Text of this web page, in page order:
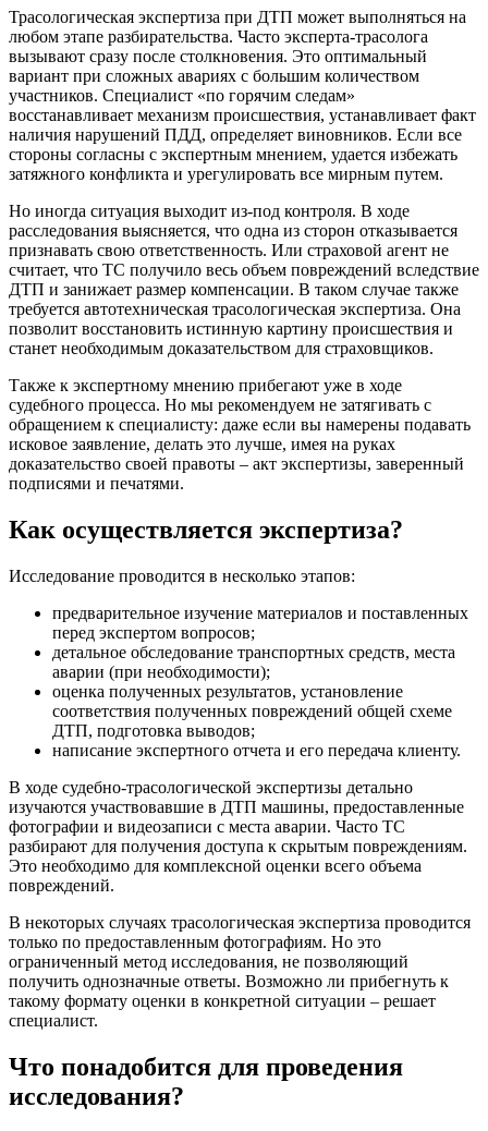
Трасологическая экспертиза при ДТП может выполняться на
любом этапе разбирательства. Часто эксперта-трасолога
вызывают сразу после столкновения. Это оптимальный
вариант при сложных авариях с большим количеством
участников. Специалист «по горячим следам»
восстанавливает механизм происшествия, устанавливает факт
наличия нарушений ПДД, определяет виновников. Если все
стороны согласны с экспертным мнением, удается избежать
затяжного конфликта и урегулировать все мирным путем.
Но иногда ситуация выходит из-под контроля. В ходе
расследования выясняется, что одна из сторон отказывается
признавать свою ответственность. Или страховой агент не
считает, что ТС получило весь объем повреждений вследствие
ДТП и занижает размер компенсации. В таком случае также
требуется автотехническая трасологическая экспертиза. Она
позволит восстановить истинную картину происшествия и
станет необходимым доказательством для страховщиков.
Также к экспертному мнению прибегают уже в ходе
судебного процесса. Но мы рекомендуем не затягивать с
обращением к специалисту: даже если вы намерены подавать
исковое заявление, делать это лучше, имея на руках
доказательство своей правоты – акт экспертизы, заверенный
подписями и печатями.
Как осуществляется экспертиза?
Исследование проводится в несколько этапов:
предварительное изучение материалов и поставленных
перед экспертом вопросов;
детальное обследование транспортных средств, места
аварии (при необходимости);
оценка полученных результатов, установление
соответствия полученных повреждений общей схеме
ДТП, подготовка выводов;
написание экспертного отчета и его передача клиенту.
В ходе судебно-трасологической экспертизы детально
изучаются участвовавшие в ДТП машины, предоставленные
фотографии и видеозаписи с места аварии. Часто ТС
разбирают для получения доступа к скрытым повреждениям.
Это необходимо для комплексной оценки всего объема
повреждений.
В некоторых случаях трасологическая экспертиза проводится
только по предоставленным фотографиям. Но это
ограниченный метод исследования, не позволяющий
получить однозначные ответы. Возможно ли прибегнуть к
такому формату оценки в конкретной ситуации – решает
специалист.
Что понадобится для проведения
исследования?